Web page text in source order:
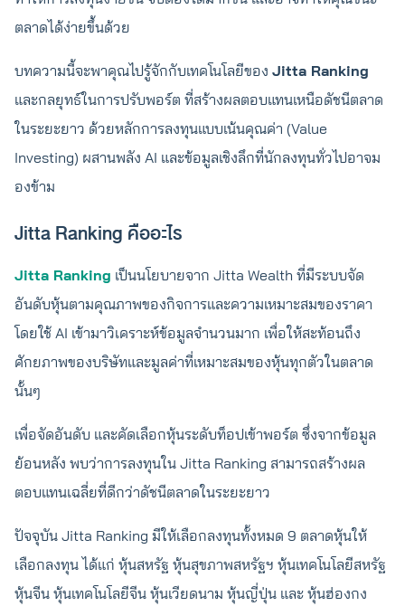
ตลาดได้ง่ายขึ้นด้วย
บทความนี้จะพาคุณไปรู้จักกับเทคโนโลยีของ Jitta Ranking
และกลยุทธ์ในการปรับพอร์ต ที่สร้างผลตอบแทนเหนือดัชนีตลาด
ในระยะยาว ด้วยหลักการลงทุนแบบเน้นคุณค่า (Value
Investing) ผสานพลัง AI และข้อมูลเชิงลึกที่นักลงทุนทั่วไปอาจม
องข้าม
Jitta Ranking คืออะไร
Jitta Ranking เป็นนโยบายจาก Jitta Wealth ที่มีระบบจัด
อันดับหุ้นตามคุณภาพของกิจการและความเหมาะสมของราคา
โดยใช้ AI เข้ามาวิเคราะห์ข้อมูลจำนวนมาก เพื่อให้สะท้อนถึง
ศักยภาพของบริษัทและมูลค่าที่เหมาะสมของหุ้นทุกตัวในตลาด
นั้นๆ
เพื่อจัดอันดับ และคัดเลือกหุ้นระดับท็อปเข้าพอร์ต ซึ่งจากข้อมูล
ย้อนหลัง พบว่าการลงทุนใน Jitta Ranking สามารถสร้างผล
ตอบแทนเฉลี่ยที่ดีกว่าดัชนีตลาดในระยะยาว
ปัจจุบัน Jitta Ranking มีให้เลือกลงทุนทั้งหมด 9 ตลาดหุ้นให้
เลือกลงทุน ได้แก่ หุ้นสหรัฐ หุ้นสุขภาพสหรัฐฯ หุ้นเทคโนโลยีสหรัฐ
หุ้นจีน หุ้นเทคโนโลยีจีน หุ้นเวียดนาม หุ้นญี่ปุ่น และ หุ้นฮ่องกง